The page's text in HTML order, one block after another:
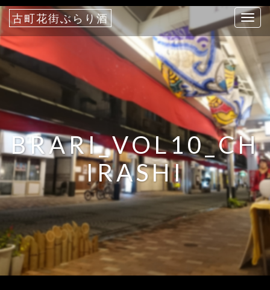
T
o
l
e
n
a
v
i
g
a
t
i
o
n
古町花街ぶらり酒
BRARI_VOL10_CH
IRASHI